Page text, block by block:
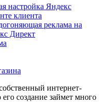
настройка Яндекс
клиента
реклама на
Директ
интернет-
создание займет много